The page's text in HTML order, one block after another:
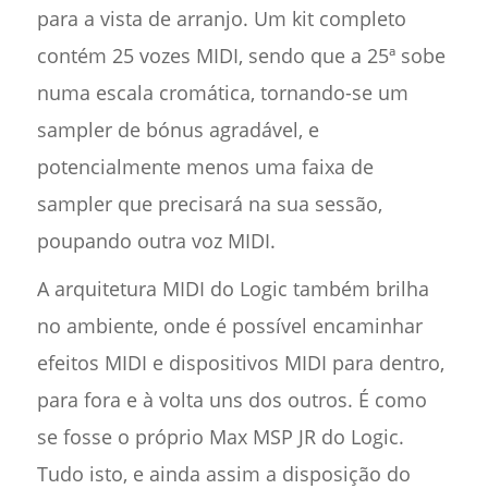
para a vista de arranjo. Um kit completo
contém 25 vozes MIDI, sendo que a 25ª sobe
numa escala cromática, tornando-se um
sampler de bónus agradável, e
potencialmente menos uma faixa de
sampler que precisará na sua sessão,
poupando outra voz MIDI.
A arquitetura MIDI do Logic também brilha
no ambiente, onde é possível encaminhar
efeitos MIDI e dispositivos MIDI para dentro,
para fora e à volta uns dos outros. É como
se fosse o próprio Max MSP JR do Logic.
Tudo isto, e ainda assim a disposição do